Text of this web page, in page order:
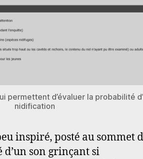
permettent d’évaluer la probabilité
nidification
inspiré, posté au sommet
son grinçant si